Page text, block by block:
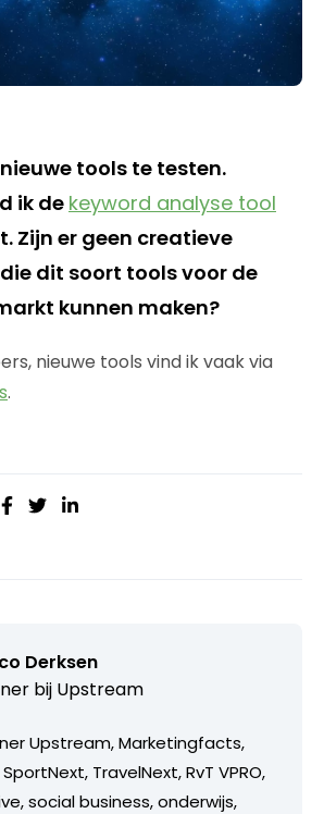
tools te testen.
ik de keyword analyse tool
Zijn er geen creatieve
dit soort tools voor de
kunnen maken?
nieuwe tools vind ik vaak via
.
Derksen
bij Upstream
Upstream, Marketingfacts,
TravelNext, RvT VPRO,
social business, onderwijs,